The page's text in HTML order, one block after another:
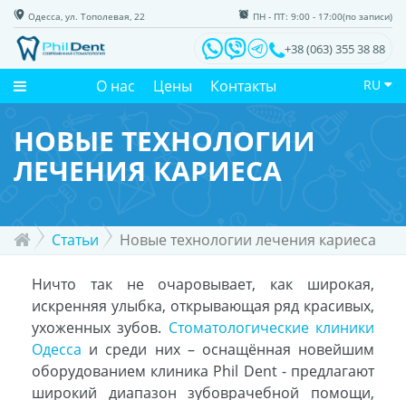
Одесса, ул. Тополевая, 22 ПН - ПТ: 9:00 - 17:00(по записи)
+38 (063) 355 38 88
О нас Цены Контакты RU
НОВЫЕ ТЕХНОЛОГИИ
ЛЕЧЕНИЯ КАРИЕСА
Статьи Новые технологии лечения кариеса
Ничто так не очаровывает, как широкая,
искренняя улыбка, открывающая ряд красивых,
ухоженных зубов. Стоматологические клиники
Одесса и среди них – оснащённая новейшим
оборудованием клиника Phil Dent - предлагают
широкий диапазон зубоврачебной помощи,